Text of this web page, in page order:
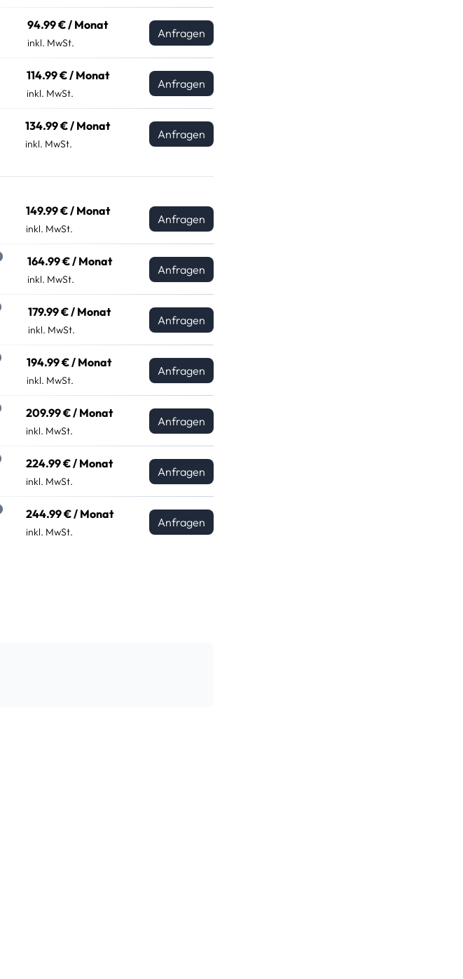
94.99 € / Monat
inkl. MwSt.
Anfragen
114.99 € / Monat
inkl. MwSt.
Anfragen
134.99 € / Monat
inkl. MwSt.
Anfragen
149.99 € / Monat
inkl. MwSt.
Anfragen
164.99 € / Monat
inkl. MwSt.
Anfragen
179.99 € / Monat
inkl. MwSt.
Anfragen
194.99 € / Monat
inkl. MwSt.
Anfragen
209.99 € / Monat
inkl. MwSt.
Anfragen
224.99 € / Monat
inkl. MwSt.
Anfragen
244.99 € / Monat
inkl. MwSt.
Anfragen